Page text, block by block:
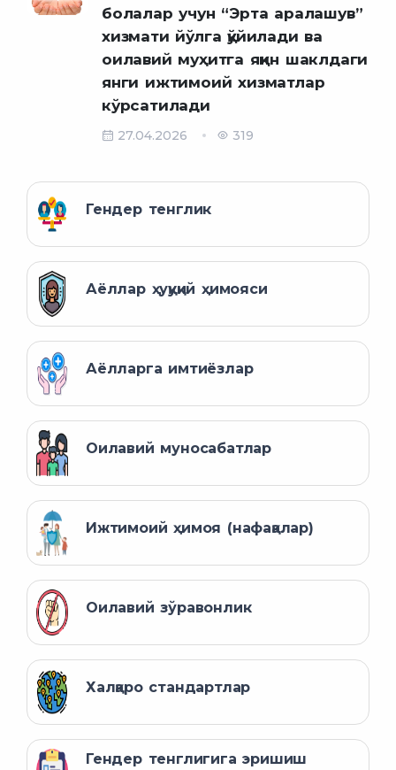
болалар учун “Эрта аралашув”
хизмати йўлга қўйилади ва
оилавий муҳитга яқин шаклдаги
янги ижтимоий хизматлар
кўрсатилади
27.04.2026 319
Гендер тенглик
Аёллар ҳуқуқий ҳимояси
Аёлларга имтиёзлар
Оилавий муносабатлар
Ижтимоий ҳимоя (нафақалар)
Оилавий зўравонлик
Халқаро стандартлар
Гендер тенглигига эришиш